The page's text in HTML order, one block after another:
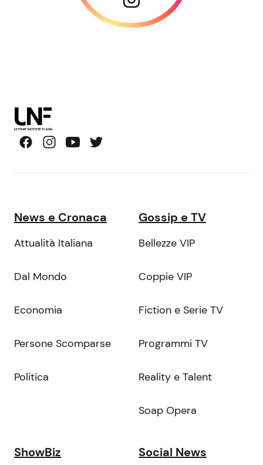
News e Cronaca
Attualità Italiana
Dal Mondo
Economia
Persone Scomparse
Politica
Gossip e TV
Bellezze VIP
Coppie VIP
Fiction e Serie TV
Programmi TV
Reality e Talent
Soap Opera
ShowBiz Social News